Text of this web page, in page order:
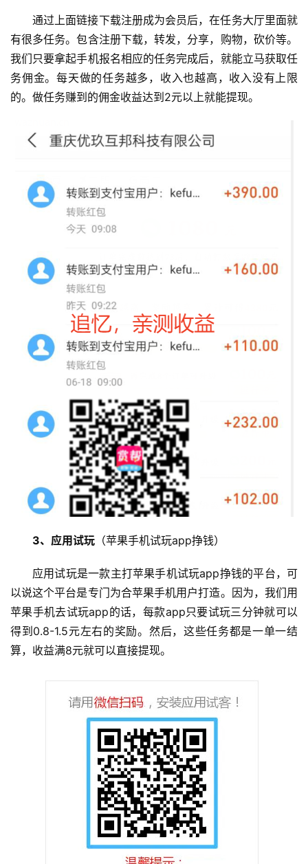
通过上面链接下载注册成为会员后，在任务大厅里面就
有很多任务。包含注册下载，转发，分享，购物，砍价等。
我们只要拿起手机报名相应的任务完成后，就能立马获取任
务佣金。每天做的任务越多，收入也越高，收入没有上限
的。做任务赚到的佣金收益达到2元以上就能提现。
3、应用试玩 （苹果手机试玩app挣钱）
应用试玩是一款主打苹果手机试玩app挣钱的平台，可
以说这个平台是专门为合苹果手机用户打造。因为，我们用
苹果手机去试玩app的话，每款app只要试玩三分钟就可以
得到0.8-1.5元左右的奖励。然后，这些任务都是一单一结
算，收益满8元就可以直接提现。